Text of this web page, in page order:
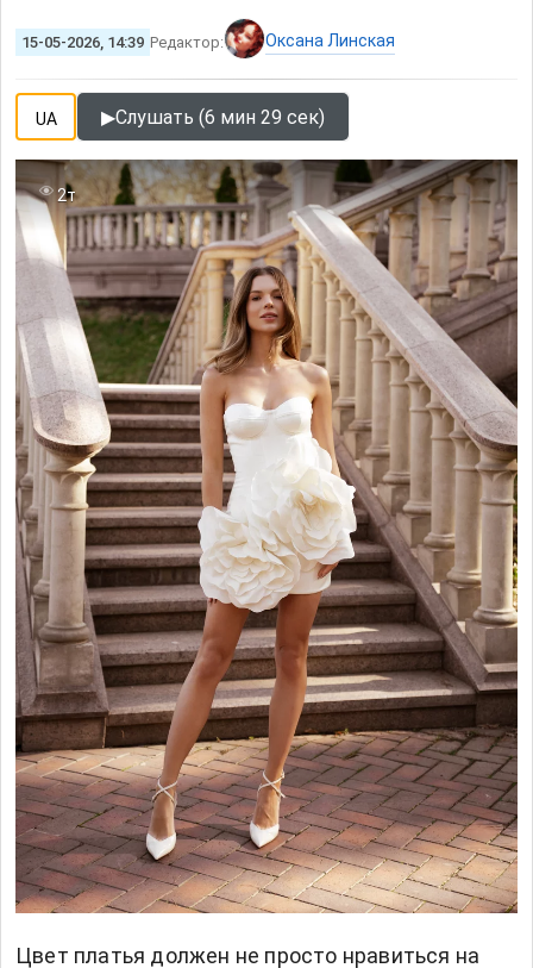
15-05-2026, 14:39 Редактор: Оксана Линская
UA ▶Слушать (6 мин 29 сек)
2т
Цвет платья должен не просто нравиться на